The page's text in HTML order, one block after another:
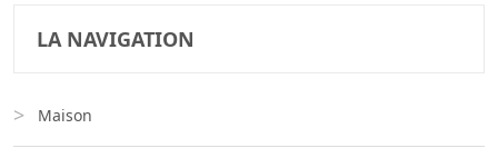
LA NAVIGATION
Maison